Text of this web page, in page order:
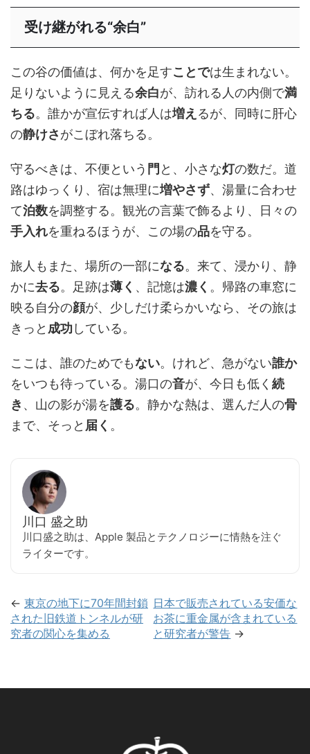
受け継がれる“余白”
この谷の価値は、何かを足すことでは生まれない。
足りないように見える余白が、訪れる人の内側で満
ちる。誰かが宣伝すれば人は増え るが、同時に肝心
の静けさがこぼれ落ちる。
守るべきは、不便という 門 と、小さな灯の数だ。道
路はゆっくり、宿は無理に増やさず、湯量に合わせ
て泊数を調整する。観光の言葉で飾るより、日々の
手入れを重ねるほうが、この場の品を守る。
旅人もまた、場所の一部になる。来て、浸かり、静
かに去る。足跡は薄く 、記憶は濃く 。帰路の車窓に
映る自分の顔が、少しだけ柔らかいなら、その旅は
きっと 成功 している。
ここは、誰のためでもない。けれど、急がない誰か
をいつも待っている。湯口の音が、今日も低く 続
き 、山の影が湯を護る。静かな熱は、選んだ人の骨
まで、そっと 届く 。
川口 盛之助
川口盛之助は、Apple 製品とテクノロジーに情熱を注ぐ
ライターです。
← 東京の地下に70年間封鎖
された旧鉄道トンネルが研
究者の関心を集める
日本で販売されている安価な
お茶に重金属が含まれている
と研究者が警告 →